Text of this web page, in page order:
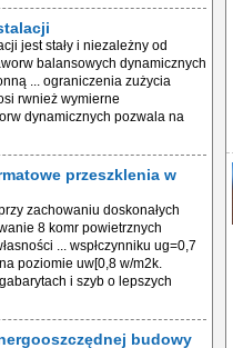
jest stały i niezależny od
balansowych dynamicznych
... ograniczenia zużycia
rwnież wymierne
dynamicznych pozwala na
przeszklenia w
zachowaniu doskonałych
8 komr powietrznych
... wspłczynniku ug=0,7
poziomie uw[0,8 w/m2k.
i szyb o lepszych
budowy